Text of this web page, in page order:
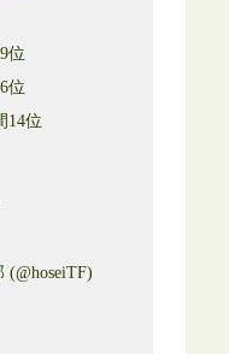
位
位
14位